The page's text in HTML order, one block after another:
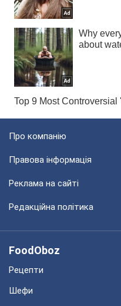
Про компанію
Правова інформація
Реклама на сайті
Редакційна політика
FoodOboz
Рецепти
Шефи